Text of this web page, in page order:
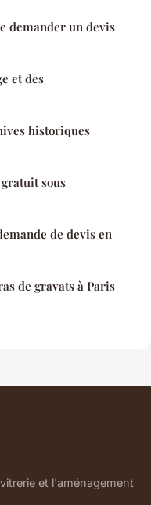
demander un devis
et des
historiques
sous
de devis en
de gravats à Paris
et l'aménagement